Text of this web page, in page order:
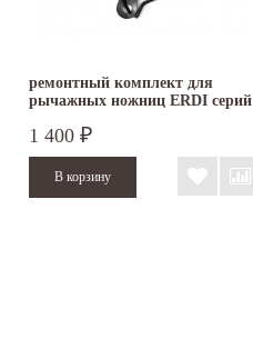
ремонтный комплект для
рычажных ножниц ERDI серий
1 400 ₽